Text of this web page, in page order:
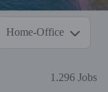
Home-Office
1.296 Jobs